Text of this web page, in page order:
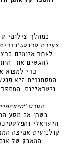
במהלך צילומי
צעירה
לאחר איומים
להגשים את
כדי למצוא
המסתורית היא
וישראליות,
הסרט
בשרן את מסע
הישראלי
קולנועית אמיצה
המאבק של